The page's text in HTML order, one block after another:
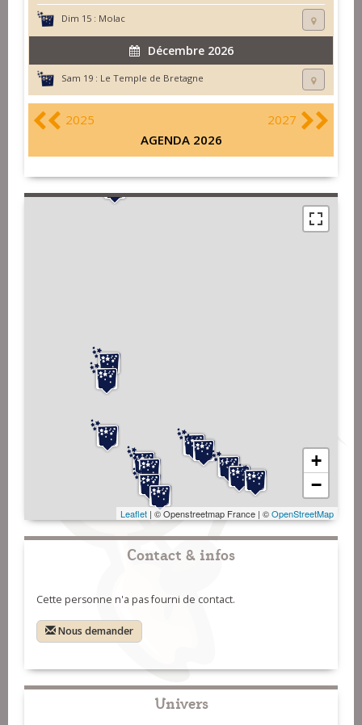
Dim 15 : Molac
Décembre 2026
Sam 19 : Le Temple de Bretagne
2025
2027
AGENDA 2026
+
−
Leaflet | © Openstreetmap France | ©OpenStreetMap
Contact & infos
Cette personne n'a pas fourni de contact.
Nous demander
Univers